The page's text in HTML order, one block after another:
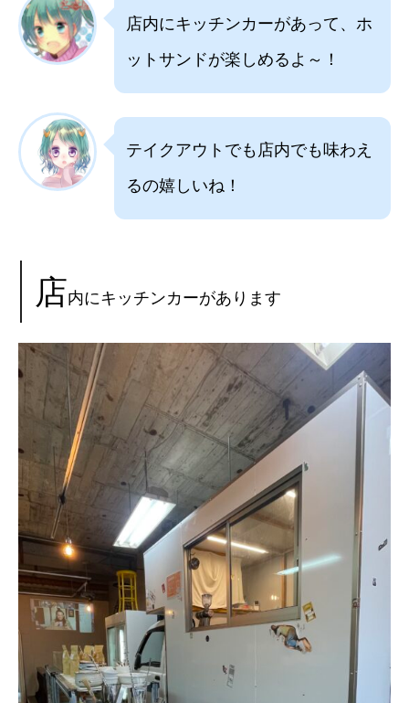
店内にキッチンカーがあって、ホ
ットサンドが楽しめるよ～！
テイクアウトでも店内でも味わえ
るの嬉しいね！
店内にキッチンカーがあります